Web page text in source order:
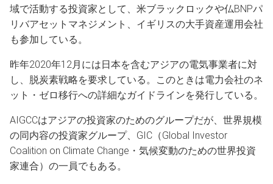
域で活動する投資家として、米ブラックロックや仏BNPパ
リバアセットマネジメント、イギリスの大手資産運用会社
も参加している。
昨年2020年12月には日本を含むアジアの電気事業者に対
し、脱炭素戦略を要求している。このときは電力会社のネ
ット・ゼロ移行への詳細なガイドラインを発行している。
AIGCCはアジアの投資家のためのグループだが、世界規模
の同内容の投資家グループ、GIC（Global Investor
Coalition on Climate Change・気候変動のための世界投資
家連合）の一員でもある。